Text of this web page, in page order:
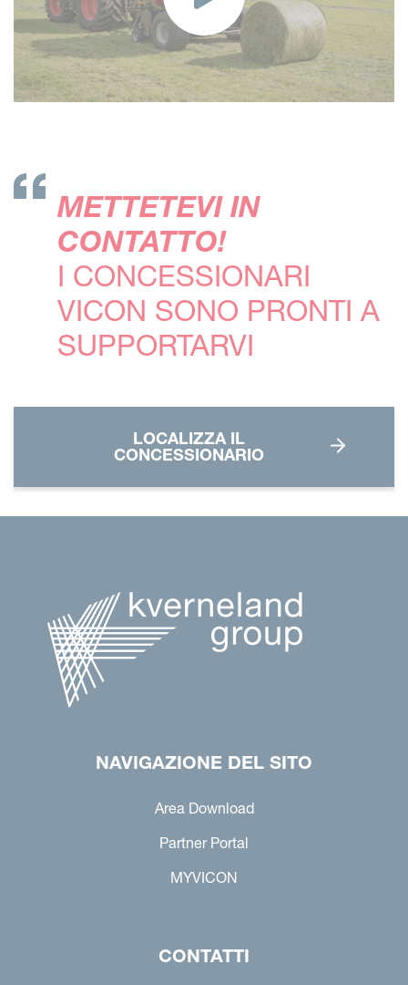
METTETEVI IN
CONTATTO!
I CONCESSIONARI
VICON SONO PRONTI A
SUPPORTARVI
LOCALIZZA IL
CONCESSIONARIO
NAVIGAZIONE DEL SITO
Area Download
Partner Portal
MYVICON
CONTATTI